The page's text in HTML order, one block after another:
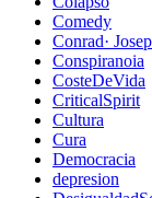
Comedy
Conrad·
Conspiranoia
CosteDeVida
CriticalSpirit
Cultura
Cura
Democracia
depresion